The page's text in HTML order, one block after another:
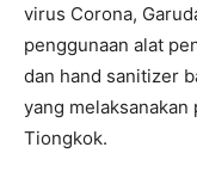
virus Corona,
penggunaan alat
dan hand sanitizer
yang
Tiongkok.